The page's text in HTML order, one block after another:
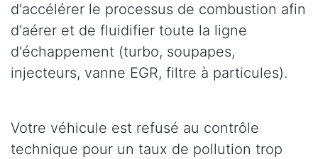
d'accélérer le processus de combustion afin
d'aérer et de fluidifier toute la ligne
d'échappement (turbo, soupapes,
injecteurs, vanne EGR, filtre à particules).
Votre véhicule est refusé au contrôle
technique pour un taux de pollution trop